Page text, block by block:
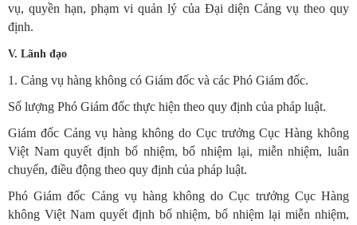
vụ, quyền hạn, phạm vi quản lý của Đại diện Cảng vụ theo quy
định.
V. Lãnh đạo
1. Cảng vụ hàng không có Giám đốc và các Phó Giám đốc.
Số lượng Phó Giám đốc thực hiện theo quy định của pháp luật.
Giám đốc Cảng vụ hàng không do Cục trưởng Cục Hàng không
Việt Nam quyết định bổ nhiệm, bổ nhiệm lại, miễn nhiệm, luân
chuyển, điều động theo quy định của pháp luật.
Phó Giám đốc Cảng vụ hàng không do Cục trưởng Cục Hàng
không Việt Nam quyết định bổ nhiệm, bổ nhiệm lại miễn nhiệm,